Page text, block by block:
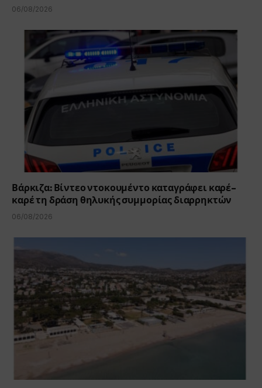
06/08/2026
Βάρκιζα: Βίντεο ντοκουμέντο καταγράφει καρέ-
καρέ τη δράση θηλυκής συμμορίας διαρρηκτών
06/08/2026